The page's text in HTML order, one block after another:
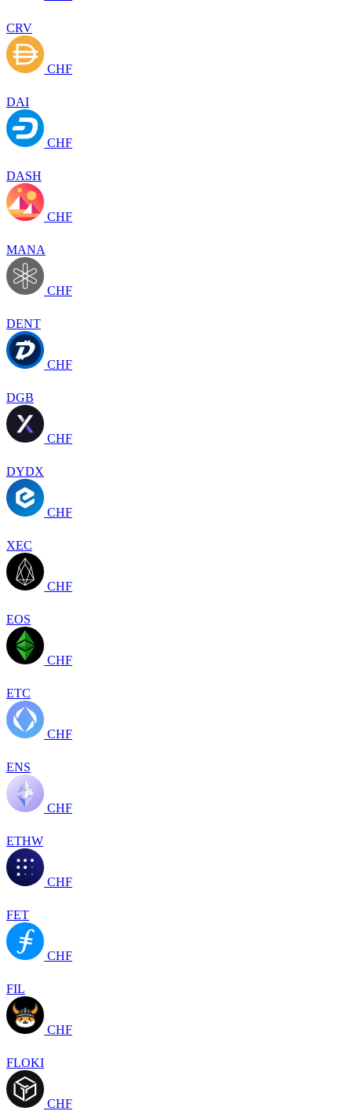
CRV
CHF
DAI
CHF
DASH
CHF
MANA
CHF
DENT
CHF
DGB
CHF
DYDX
CHF
XEC
CHF
EOS
CHF
ETC
CHF
ENS
CHF
ETHW
CHF
FET
CHF
FIL
CHF
FLOKI
CHF